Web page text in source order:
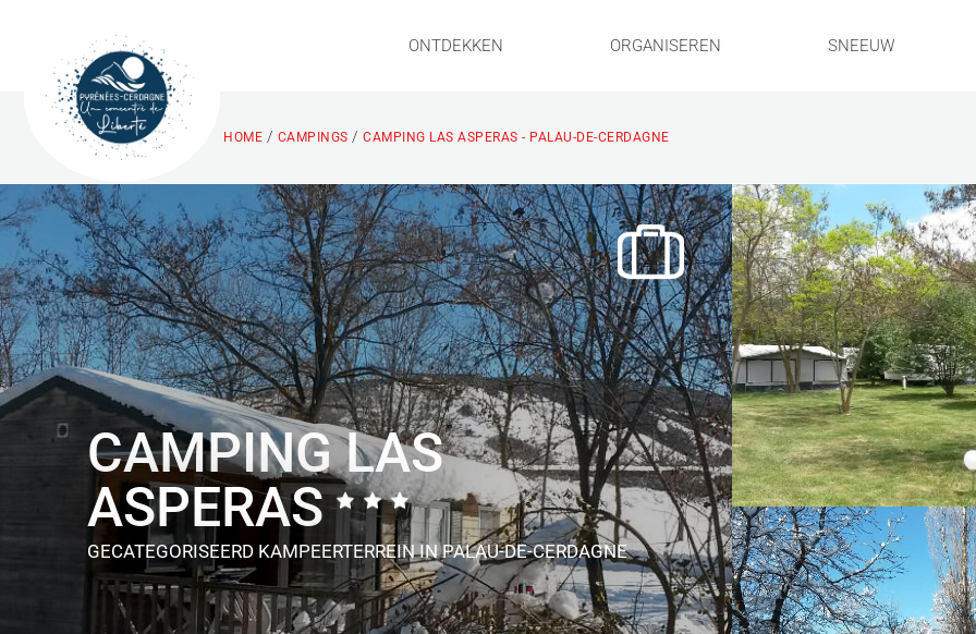
ONTDEKKEN ORGANISEREN SNEEUW
HOME / CAMPINGS / CAMPING LAS ASPERAS - PALAU-DE-CERDAGNE
CAMPING LAS
ASPERAS
GECATEGORISEERD KAMPEERTERREININ PALAU-DE-CERDAGNE